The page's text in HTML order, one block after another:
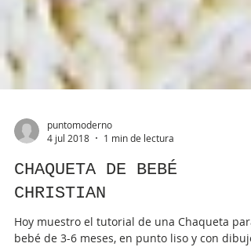
puntomoderno
4 jul 2018
CHAQUETA DE BEBÉ
CHRISTIAN